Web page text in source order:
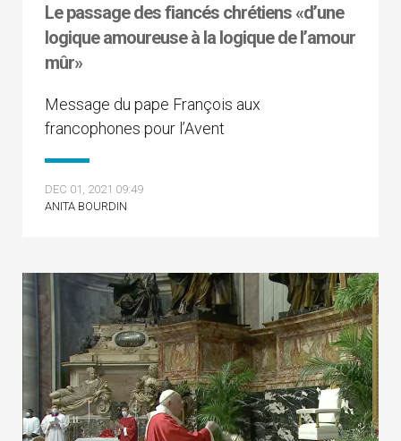
Le passage des fiancés chrétiens «d’une
logique amoureuse à la logique de l’amour
mûr»
Message du pape François aux
francophones pour l’Avent
DEC 01, 2021 09:49
ANITA BOURDIN